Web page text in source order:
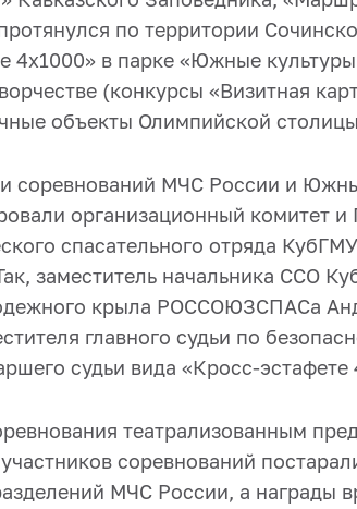
по территории
4х1000» в парке «Южные
(конкурсы «Визитная
объекты Олимпийской
соревнований МЧС России и
организационный комитет
спасательного отряда
заместитель начальника ССО
крыла РОССОЮЗСПАСа
главного судьи по
судьи вида «Кросс-эстафете
театрализованным
соревнований
МЧС России, а награды